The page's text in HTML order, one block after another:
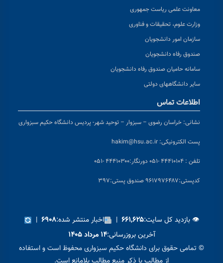
معاونت علمی ریاست جمهوری
وزارت علوم، تحقیقات و فناوری
سازمان امور دانشجویان
صندوق رفاه دانشجویان
سامانه حامیان صندوق رفاه دانشجویان
سایر دانشگاههای دولتی
اطلاعات تماس
نشانی: خراسان رضوی – سبزوار – توحید شهر- پردیس دانشگاه حکیم سبزواری
پست الکترونیکی: hakim@hsu.ac.ir
تلفن : ۴۴۴۱۰۱۰۴ -۰۵۱ دورنگار:۴۴۴۱۰۳۰۰ -۰۵۱
کدپستی:۹۶۱۷۹۷۶۴۸۷ صندوق پستی:۳۹۷
👁 بازدید کل سایت:۶۶۱,۶۲۵ | اخبار منتشر شده:۶۹۰۸ |
آخرین بروزرسانی:۱۴ مرداد ۱۴۰۵
© تمامی حقوق برای دانشگاه حکیم سبزواری محفوظ است و استفاده